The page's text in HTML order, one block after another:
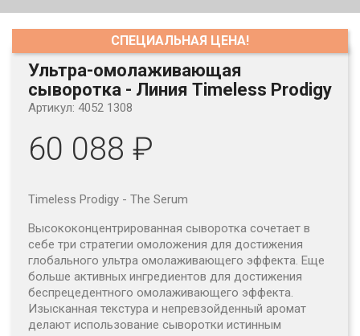
СПЕЦИАЛЬНАЯ ЦЕНА!
Ультра-омолаживающая
сыворотка - Линия Timeless Prodigy
Артикул: 4052 1308
60 088 ₽
Timeless Prodigy - The Serum
Высококонцентрированная сыворотка сочетает в
себе три стратегии омоложения для достижения
глобального ультра омолаживающего эффекта. Еще
больше активных ингредиентов для достижения
беспрецедентного омолаживающего эффекта.
Изысканная текстура и непревзойденный аромат
делают использование сыворотки истинным